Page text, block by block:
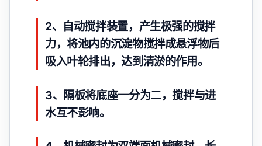
2、自动搅拌装置，产生极强的搅拌
力，将池内的沉淀物搅拌成悬浮物后
吸入叶轮排出，达到清淤的作用。
3、隔板将底座一分为二，搅拌与进
水互不影响。